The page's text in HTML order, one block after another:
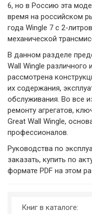
6, но в Россию эта
время на российском
года Wingle 7 с 2-
механической
В данном разделе
Wall Wingle различного
рассмотрена
их содержания,
обслуживания. Во все
ремонту агрегатов,
Great Wall Wingle,
профессионалов.
Руководства по
заказать, купить по
формате PDF на этом
Книг в каталоге: